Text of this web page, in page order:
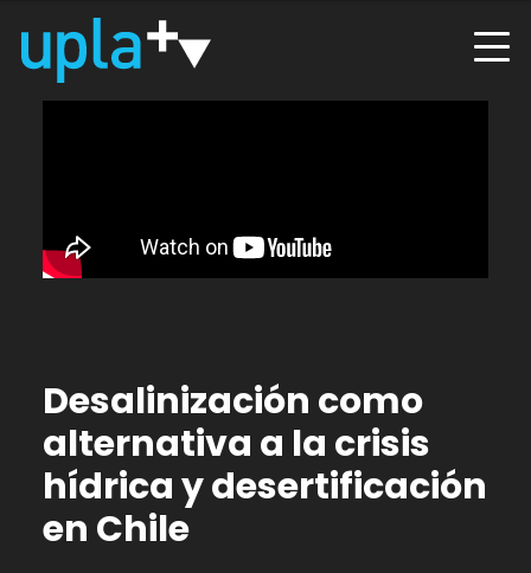
Desalinización como
alternativa a la crisis
hídrica y desertificación
en Chile